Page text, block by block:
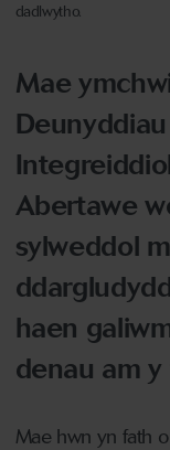
dadlwytho.
Mae
Abertawe
sylweddol
haen
denau am
Mae hwn yn fath